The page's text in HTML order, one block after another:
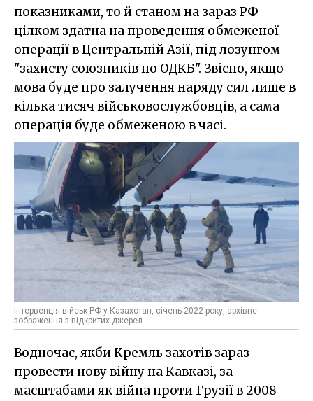
показниками, то й станом на зараз РФ
цілком здатна на проведення обмеженої
операції в Центральній Азії, під лозунгом
"захисту союзників по ОДКБ". Звісно, якщо
мова буде про залучення наряду сил лише в
кілька тисяч військовослужбовців, а сама
операція буде обмеженою в часі.
Інтервенція військ РФ у Казахстан, січень 2022 року, архівне
зображення з відкритих джерел
Водночас, якби Кремль захотів зараз
провести нову війну на Кавказі, за
масштабами як війна проти Грузії в 2008